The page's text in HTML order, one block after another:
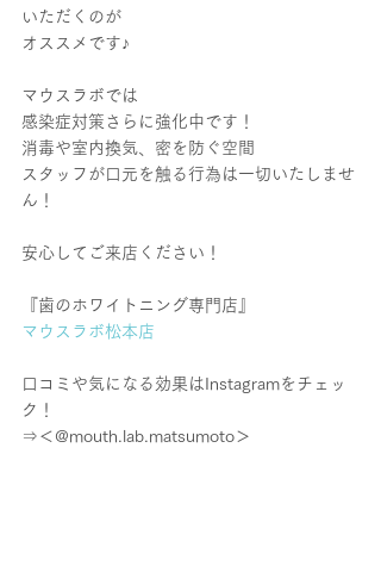
いただくのが
オススメです♪
マウスラボでは
感染症対策さらに強化中です！
消毒や室内換気、密を防ぐ空間
スタッフが口元を触る行為は一切いたしませ
ん！
安心してご来店ください！
『歯のホワイトニング専門店』
マウスラボ松本店
口コミや気になる効果はInstagramをチェッ
ク！
⇒＜@mouth.lab.matsumoto＞